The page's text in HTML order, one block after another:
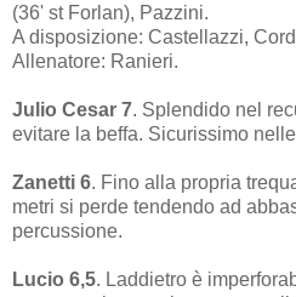
(36' st Forlan), Pazzini.
A disposizione: Castellazzi,
Allenatore: Ranieri.
Julio Cesar 7. Splendido nel
evitare la beffa. Sicurissimo
Zanetti 6. Fino alla propria
metri si perde tendendo ad
percussione.
Lucio 6,5. Laddietro è